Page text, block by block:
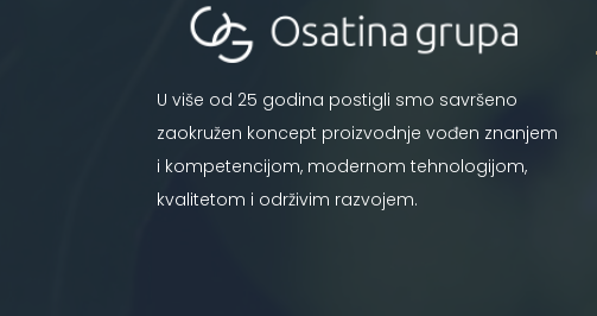
U više od 25 godina postigli smo savršeno
zaokružen koncept proizvodnje vođen znanjem
i kompetencijom, modernom tehnologijom,
kvalitetom i održivim razvojem.